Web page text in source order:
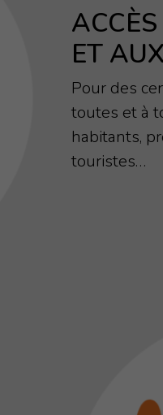
ET
Pour des
toutes et à
habitants,
touristes…